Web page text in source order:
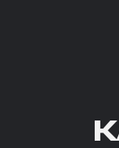
КАРТА